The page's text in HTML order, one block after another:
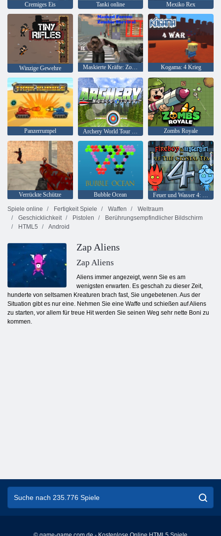
Cremiges Eis Tanki online Mexiko Rex
Winzige Gewehre Maskierte Kräfte: Zombie-Überleben Kogama: 4 Krieg
Panzerrumpel Archery World Tour - Highscore Bogenschießen 3D Zombs Royale
Verrückte Schütze Bubble Ocean
Feuer und Wasser 4: Kristalltempel
Spiele online
Fertigkeit Spiele Waffen
Weltraum
Geschicklichkeit
Pistolen
Berührungsempfindlicher Bildschirm
HTML5
Android
Zap Aliens
Zap Aliens
Aliens immer angezeigt, wenn Sie es am
wenigsten erwarten. Es geschah zu dieser Zeit,
hunderte von seltsamen Kreaturen brach fast, Sie ungebetenen. Aus der
Situation gibt es nur eine. Nehmen Sie eine Waffe und schießen auf Aliens
zu starten, vor allem für treue Hit werden Sie seinen Weg sehr nette Boni zu
kommen.